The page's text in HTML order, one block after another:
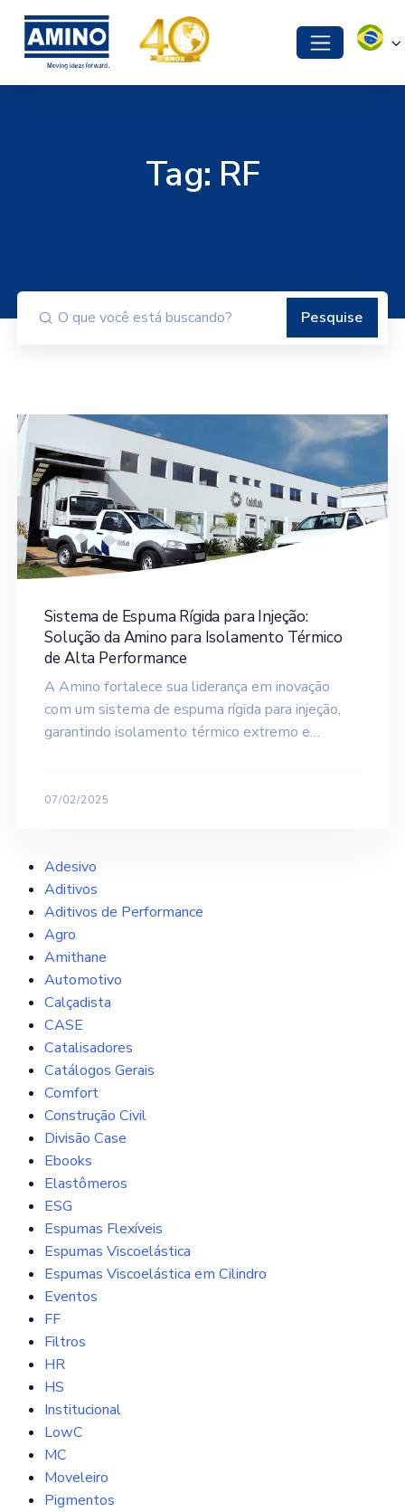
Tag: RF
Pesquise
Sistema de Espuma Rígida para Injeção:
Solução da Amino para Isolamento Térmico
de Alta Performance
A Amino fortalece sua liderança em inovação
com um sistema de espuma rígida para injeção,
garantindo isolamento térmico extremo e…
07/02/2025
Adesivo
Aditivos
Aditivos de Performance
Agro
Amithane
Automotivo
Calçadista
CASE
Catalisadores
Catálogos Gerais
Comfort
Construção Civil
Divisão Case
Ebooks
Elastômeros
ESG
Espumas Flexíveis
Espumas Viscoelástica
Espumas Viscoelástica em Cilindro
Eventos
FF
Filtros
HR
HS
Institucional
LowC
MC
Moveleiro
Pigmentos